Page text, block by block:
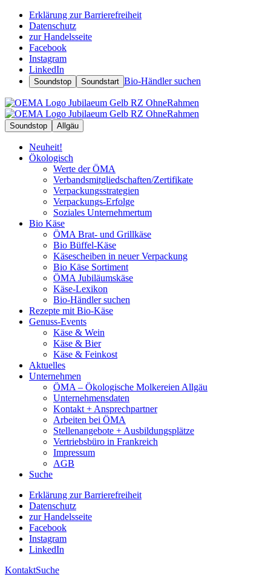
Erklärung zur Barrierefreiheit
Datenschutz
zur Handelsseite
Facebook
Instagram
LinkedIn
Soundstop Soundstart Bio-Händler suchen
Soundstop Allgäu
Neuheit!
Ökologisch
Werte der ÖMA
Verbandsmitgliedschaften/Zertifikate
Verpackungsstrategien
Verpackungs-Erfolge
Soziales Unternehmertum
Bio Käse
ÖMA Brat- und Grillkäse
Bio Büffel-Käse
Käsescheiben in neuer Verpackung
Bio Käse Sortiment
ÖMA Jubiläumskäse
Käse-Lexikon
Bio-Händler suchen
Rezepte mit Bio-Käse
Genuss-Events
Käse & Wein
Käse & Bier
Käse & Feinkost
Aktuelles
Unternehmen
ÖMA – Ökologische Molkereien Allgäu
Unternehmensdaten
Kontakt + Ansprechpartner
Arbeiten bei ÖMA
Stellenangebote + Ausbildungsplätze
Vertriebsbüro in Frankreich
Impressum
AGB
Suche
Erklärung zur Barrierefreiheit
Datenschutz
zur Handelsseite
Facebook
Instagram
LinkedIn
KontaktSuche